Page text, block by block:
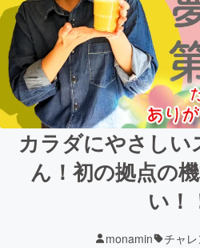
カラダにやさしい
ん！初の拠点の
い！
monamin チャ